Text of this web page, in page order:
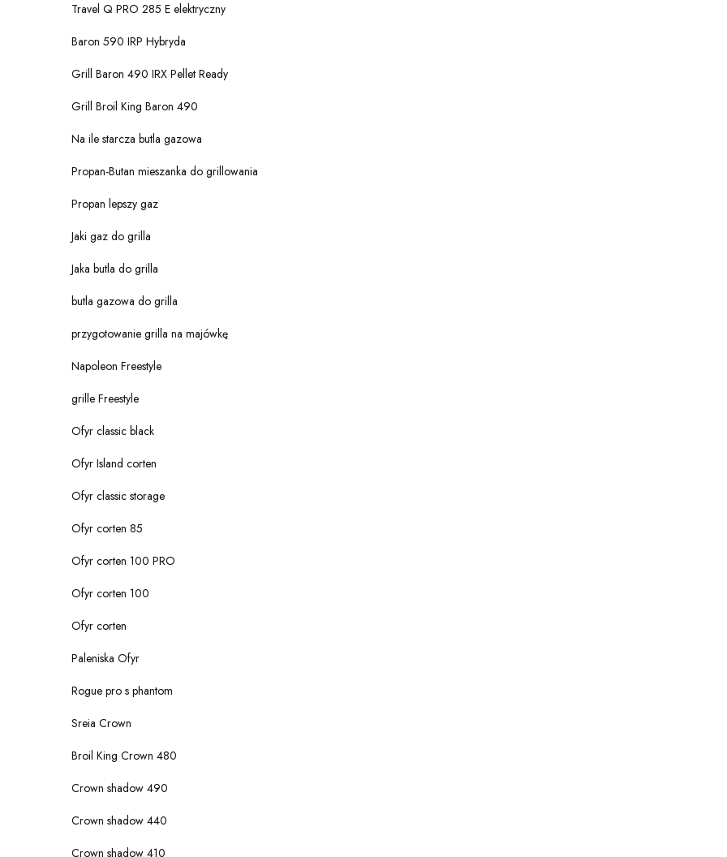
Travel Q PRO 285 E elektryczny
Baron 590 IRP Hybryda
Grill Baron 490 IRX Pellet Ready
Grill Broil King Baron 490
Na ile starcza butla gazowa
Propan-Butan mieszanka do grillowania
Propan lepszy gaz
Jaki gaz do grilla
Jaka butla do grilla
butla gazowa do grilla
przygotowanie grilla na majówkę
Napoleon Freestyle
grille Freestyle
Ofyr classic black
Ofyr Island corten
Ofyr classic storage
Ofyr corten 85
Ofyr corten 100 PRO
Ofyr corten 100
Ofyr corten
Paleniska Ofyr
Rogue pro s phantom
Sreia Crown
Broil King Crown 480
Crown shadow 490
Crown shadow 440
Crown shadow 410